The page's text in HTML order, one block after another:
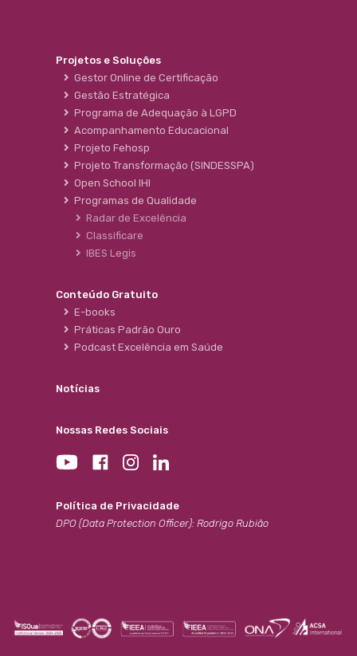
Projetos e Soluções
Gestor Online de Certificação
Gestão Estratégica
Programa de Adequação à LGPD
Acompanhamento Educacional
Projeto Fehosp
Projeto Transformação (SINDESSPA)
Open School IHI
Programas de Qualidade
Radar de Excelência
Classificare
IBES Legis
Conteúdo Gratuito
E-books
Práticas Padrão Ouro
Podcast Excelência em Saúde
Notícias
Nossas Redes Sociais
Política de Privacidade
DPO (Data Protection Officer): Rodrigo Rubião